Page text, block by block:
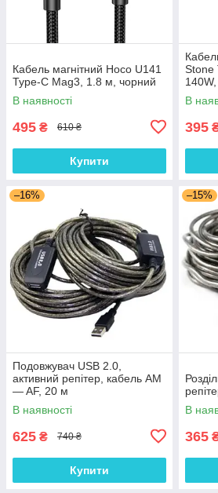
Кабель магнітний Hoco U141
Type-C Mag3, 1.8 м, чорний
В наявності
495 ₴ 610 ₴
Купити
Stone
140W,
В
395
–16%
Подовжувач USB 2.0,
активний репітер, кабель AM
— AF, 20 м
В наявності
625 ₴ 740 ₴
Купити
–15%
В
365